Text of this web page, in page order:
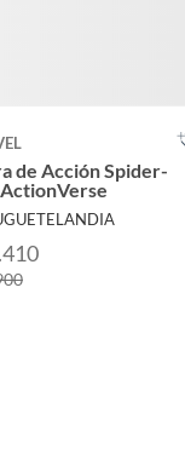
de Acción Spider-